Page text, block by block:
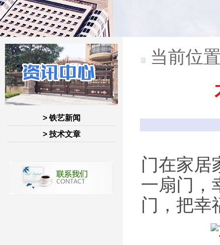
> 铁艺新闻
> 技术文章
当前位
门在家居
一扇门，
门，把幸